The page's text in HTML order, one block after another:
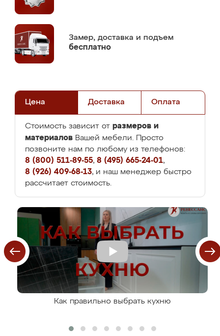
Замер, доставка и подъем
бесплатно
Цена Доставка Оплата
Стоимость зависит от размеров и
материалов Вашей мебели. Просто
позвоните нам по любому из телефонов:
8 (800) 511-89-55, 8 (495) 665-24-01,
8 (926) 409-68-13, и наш менеджер быстро
рассчитает стоимость.
Как правильно выбрать кухню